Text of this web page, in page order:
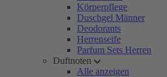
Körperpflege
Duschgel Männer
Deodorants
Herrenseife
Parfum Sets Herren
Duftnoten
Alle anzeigen